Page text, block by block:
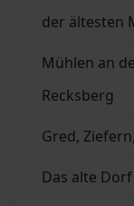
der ältesten
Mühlen an
Recksberg
Gred,
Das alte